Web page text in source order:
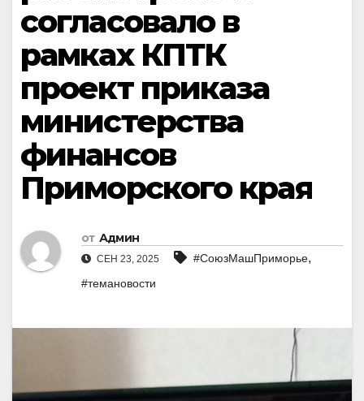
согласовало в
рамках КПТК
проект приказа
министерства
финансов
Приморского края
от Админ
СЕН 23, 2025 #СоюзМашПриморье,
#темановости